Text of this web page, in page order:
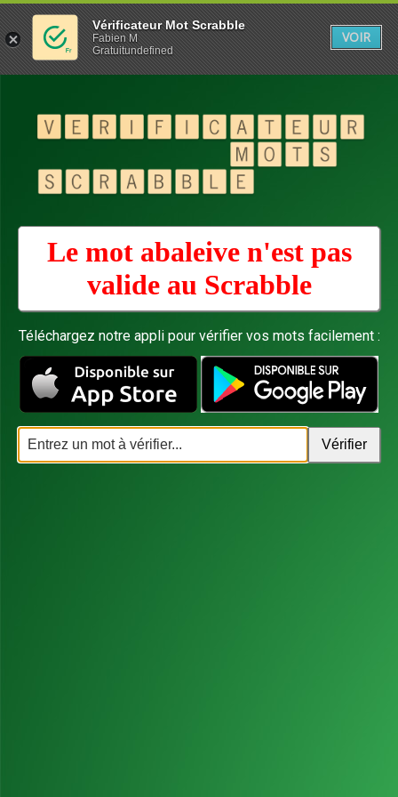
Le mot abaleive n'est pas
valide au Scrabble
Téléchargez notre appli pour vérifier vos mots facilement :
Vérificateur Mot Scrabble
Fabien M
Gratuitundefined
VOIR